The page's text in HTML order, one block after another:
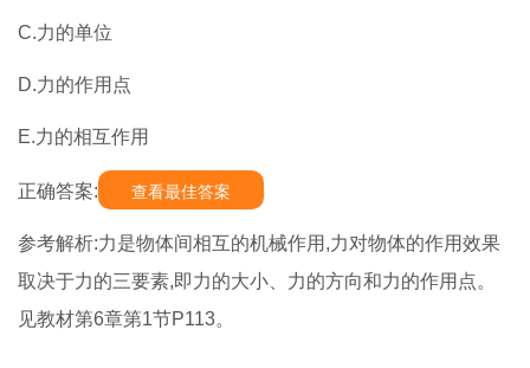
C.力的单位
D.力的作用点
E.力的相互作用
正确答案: 查看最佳答案
参考解析:力是物体间相互的机械作用,力对物体的作用效果
取决于力的三要素,即力的大小、力的方向和力的作用点。
见教材第6章第1节P113。